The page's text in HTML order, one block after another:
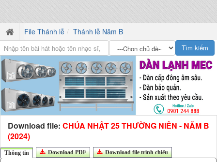
File Thánh lễ Thánh lễ Năm B
Download file: CHÚA NHẬT 25 THƯỜNG NIÊN - NĂM B
(2024)
Thông tin Download PDF Download file trình chiếu